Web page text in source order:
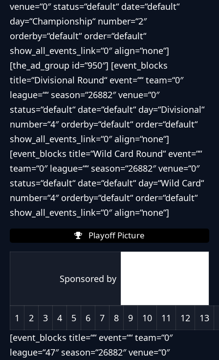
venue=“0″ status=“default“ date=“default“
day=“Championship“ number=“2″
orderby=“default“ order=“default“
show_all_events_link=“0″ align=“none“]
[the_ad_group id=“950″] [event_blocks
title=“Divisional Round“ event=““ team=“0″
league=““ season=“26882″ venue=“0″
status=“default“ date=“default“ day=“Divisional“
number=“4″ orderby=“default“ order=“default“
show_all_events_link=“0″ align=“none“]
[event_blocks title=“Wild Card Round“ event=““
team=“0″ league=““ season=“26882″ venue=“0″
status=“default“ date=“default“ day=“Wild Card“
number=“4″ orderby=“default“ order=“default“
show_all_events_link=“0″ align=“none“]
Playoff Picture
Sponsored by
1 2 3 4 5 6 7 8 9 10 11 12 13
[event_blocks title=““ event=““ team=“0″
league=“47″ season=“26882″ venue=“0″